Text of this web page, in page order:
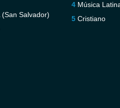
(San Salvador)
Música
Cristiano